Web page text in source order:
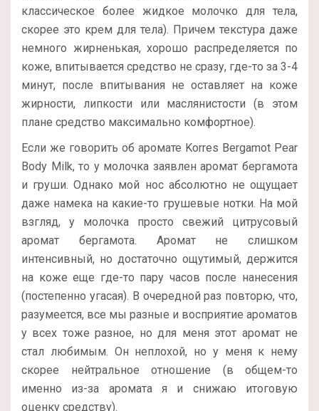
классическое более жидкое молочко для тела,
скорее это крем для тела). Причем текстура даже
немного жирненькая, хорошо распределяется по
коже, впитывается средство не сразу, где-то за 3-4
минут, после впитывания не оставляет на коже
жирности, липкости или маслянистости (в этом
плане средство максимально комфортное).
Если же говорить об аромате Korres Bergamot Pear
Body Milk, то у молочка заявлен аромат бергамота
и груши. Однако мой нос абсолютно не ощущает
даже намека на какие-то грушевые нотки. На мой
взгляд, у молочка просто свежий цитрусовый
аромат бергамота. Аромат не слишком
интенсивный, но достаточно ощутимый, держится
на коже еще где-то пару часов после нанесения
(постепенно угасая). В очередной раз повторю, что,
разумеется, все мы разные и восприятие ароматов
у всех тоже разное, но для меня этот аромат не
стал любимым. Он неплохой, но у меня к нему
скорее нейтральное отношение (в общем-то
именно из-за аромата я и снижаю итоговую
оценку средству).